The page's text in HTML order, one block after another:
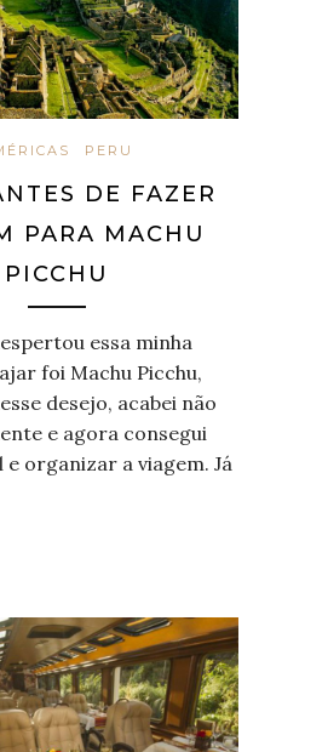
PERU
DE FAZER
PARA MACHU
PICCHU
essa minha
foi Machu Picchu,
desejo, acabei não
e agora consegui
organizar a viagem. Já